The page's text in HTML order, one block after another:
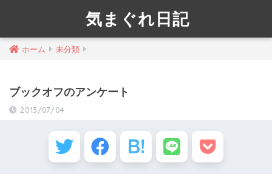
気まぐれ日記
ホーム 未分類
ブックオフのアンケート
2013/07/04